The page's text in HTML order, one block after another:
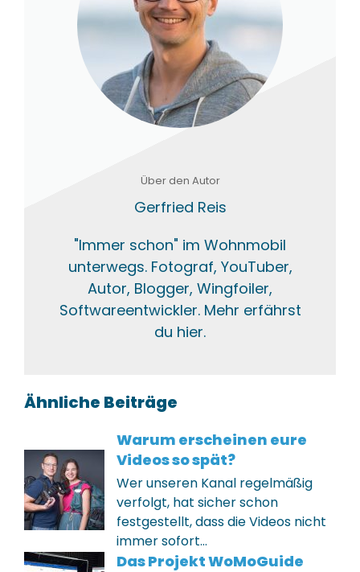
Über den Autor
Gerfried Reis
"Immer schon" im Wohnmobil
unterwegs. Fotograf, YouTuber,
Autor, Blogger, Wingfoiler,
Softwareentwickler. Mehr erfährst
du hier.
Ähnliche Beiträge
Warum erscheinen eure
Videos so spät?
Wer unseren Kanal regelmäßig
verfolgt, hat sicher schon
festgestellt, dass die Videos nicht
immer sofort…
Das Projekt WoMoGuide